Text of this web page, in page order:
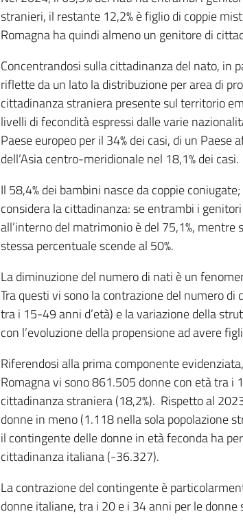
stranieri, il restante 12,2% è figlio di coppie
Romagna ha quindi almeno un genitore di
Concentrandosi sulla cittadinanza del nato, in
riflette da un lato la distribuzione per area di
cittadinanza straniera presente sul territorio
livelli di fecondità espressi dalle varie
Paese europeo per il 34% dei casi, di un Paese
dell’Asia centro-meridionale nel 18,1% dei casi.
Il 58,4% dei bambini nasce da coppie
considera la cittadinanza: se entrambi i
all’interno del matrimonio è del 75,1%,
stessa percentuale scende al 50%.
La diminuzione del numero di nati è un
Tra questi vi sono la contrazione del numero
tra i 15-49 anni d’età) e la variazione della
con l’evoluzione della propensione ad avere
Riferendosi alla prima componente
Romagna vi sono 861.505 donne con età tra i
cittadinanza straniera (18,2%). Rispetto al
donne in meno (1.118 nella sola popolazione
il contingente delle donne in età feconda ha
cittadinanza italiana (-36.327).
La contrazione del contingente è
donne italiane, tra i 20 e i 34 anni per le donne